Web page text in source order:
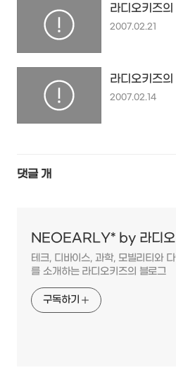
라디오키즈
2007.02.21
라디오키즈
2007.02.14
댓글 개
NEOEARLY* by 라디오
테크, 디바이스, 과학, 모빌리티와
를 소개하는 라디오키즈의 블로그
구독하기